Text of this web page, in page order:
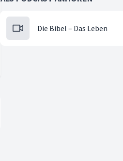
Die Bibel – Das Leben